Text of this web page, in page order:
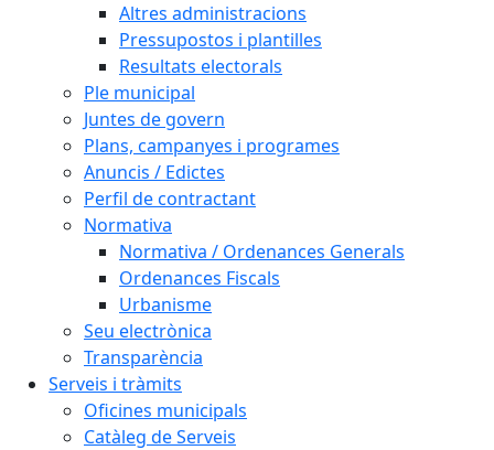
Altres administracions
Pressupostos i plantilles
Resultats electorals
Ple municipal
Juntes de govern
Plans, campanyes i programes
Anuncis / Edictes
Perfil de contractant
Normativa
Normativa / Ordenances Generals
Ordenances Fiscals
Urbanisme
Seu electrònica
Transparència
Serveis i tràmits
Oficines municipals
Catàleg de Serveis